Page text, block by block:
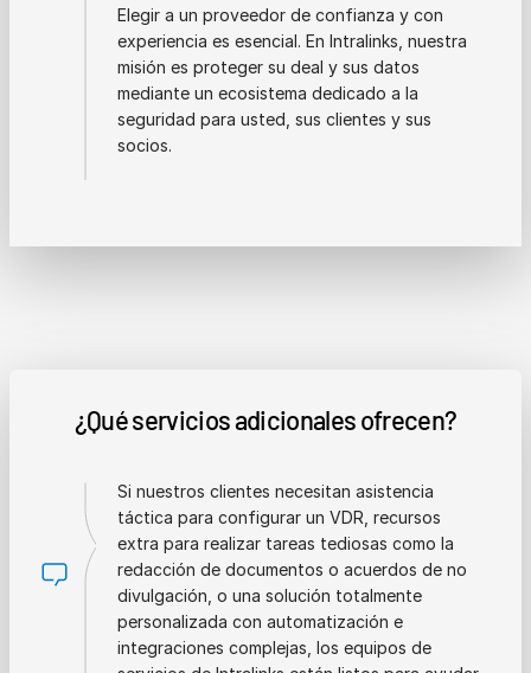
Elegir a un proveedor de confianza y con
experiencia es esencial. En Intralinks, nuestra
misión es proteger su deal y sus datos
mediante un ecosistema dedicado a la
seguridad para usted, sus clientes y sus
socios.
¿Qué servicios adicionales ofrecen?
Si nuestros clientes necesitan asistencia
táctica para configurar un VDR, recursos
extra para realizar tareas tediosas como la
redacción de documentos o acuerdos de no
divulgación, o una solución totalmente
personalizada con automatización e
integraciones complejas, los equipos de